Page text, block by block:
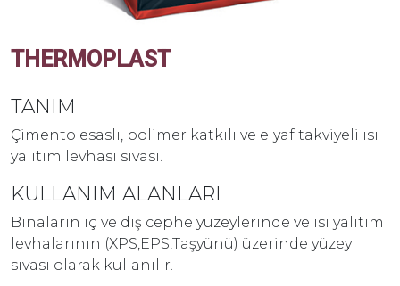
THERMOPLAST
TANIM
Çimento esaslı, polimer katkılı ve elyaf takviyeli ısı
yalıtım levhası sıvası.
KULLANIM ALANLARI
Binaların iç ve dış cephe yüzeylerinde ve ısı yalıtım
levhalarının (XPS,EPS,Taşyünü) üzerinde yüzey
sıvası olarak kullanılır.